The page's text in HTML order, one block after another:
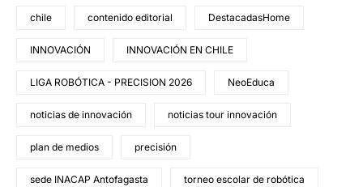
chile contenido editorial DestacadasHome
INNOVACIÓN INNOVACIÓN EN CHILE
LIGA ROBÓTICA - PRECISION 2026 NeoEduca
noticias de innovación noticias tour innovación
plan de medios precisión
sede INACAP Antofagasta torneo escolar de robótica